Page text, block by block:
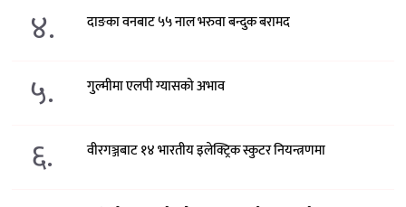
४. दाङका वनबाट ५५ नाल भरुवा बन्दुक बरामद
५. गुल्मीमा एलपी ग्यासको अभाव
६. वीरगञ्जबाट १४ भारतीय इलेक्ट्रिक स्कुटर नियन्त्रणमा